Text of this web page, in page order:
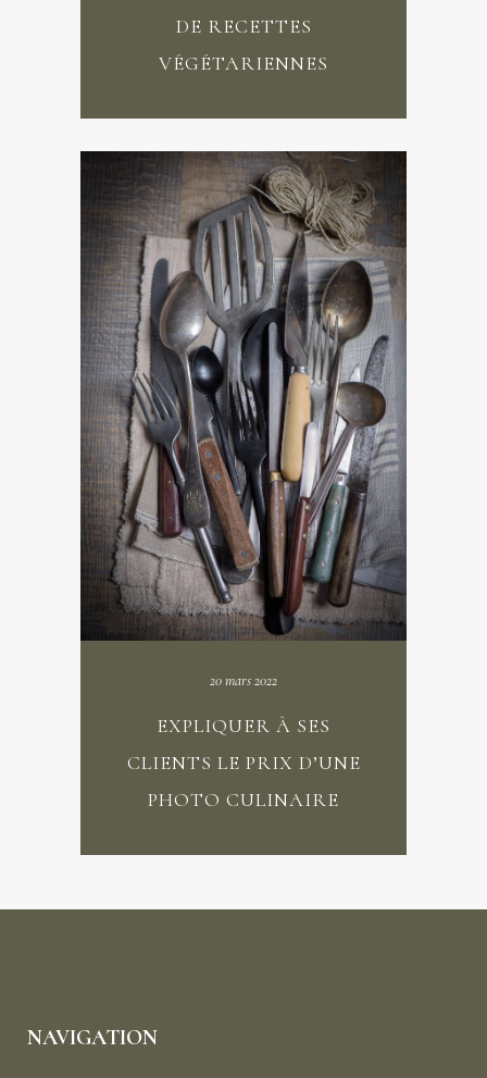
DE RECETTES
VÉGÉTARIENNES
20 mars 2022
EXPLIQUER À SES
CLIENTS LE PRIX D’UNE
PHOTO CULINAIRE
NAVIGATION